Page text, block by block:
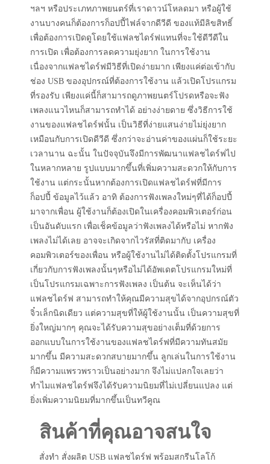
ฯลฯ หรือประเภทภาพยนตร์ที่เราดาวน์โหลดมา หรือผู้ใช้
งานบางคนก็ต้องการก็อปปี้ไฟล์จากดีวีดี ของแท้มีลิขสิทธิ์
เพื่อต้องการเปิดดูโดยใช้แฟลชไดร์ฟแทนที่จะใช้ดีวีดีใน
การเปิด เพื่อต้องการลดความยุ่งยาก ในการใช้งาน
เนื่องจากแฟลชไดร์ฟมีวิธีที่เปิดง่ายมาก เพียงแค่ต่อเข้ากับ
ช่อง USB ของอุปกรณ์ที่ต้องการใช้งาน แล้วเปิดโปรแกรม
ที่รองรับ เพียงแค่นี้ก็สามารถดูภาพยนตร์โปรดหรือจะฟัง
เพลงแนวไหนก็สามารถทำได้ อย่างง่ายดาย ซึ่งวิธีการใช้
งานของแฟลชไดร์ฟนั้น เป็นวิธีที่ง่ายแสนง่ายไม่ยุ่งยาก
เหมือนกับการเปิดดีวีดี ซึ่งกว่าจะอ่านค่าของแผ่นก็ใช้ระยะ
เวลานาน ฉะนั้น ในปัจจุบันจึงมีการพัฒนาแฟลชไดร์ฟไป
ในหลากหลาย รูปแบบมากขึ้นที่เพิ่มความสะดวกให้กับการ
ใช้งาน แต่กระนั้นหากต้องการเปิดแฟลชไดร์ฟที่มีการ
ก็อปปี้ ข้อมูลไว้แล้ว อาทิ ต้องการฟังเพลงใหม่ๆที่ได้ก็อปปี้
มาจากเพื่อน ผู้ใช้งานก็ต้องเปิดในเครื่องคอมพิวเตอร์ก่อน
เป็นอันดับแรก เพื่อเช็คข้อมูลว่าฟังเพลงได้หรือไม่ หากฟัง
เพลงไม่ได้เลย อาจจะเกิดจากไวรัสที่ติดมากับ เครื่อง
คอมพิวเตอร์ของเพื่อน หรือผู้ใช้งานไม่ได้ติดตั้งโปรแกรมที่
เกี่ยวกับการฟังเพลงนั้นๆหรือไม่ได้อัพเดตโปรแกรมใหม่ที่
เป็นโปรแกรมเฉพาะการฟังเพลง เป็นต้น จะเห็นได้ว่า
แฟลชไดร์ฟ สามารถทำให้คุณมีความสุขได้จากอุปกรณ์ตัว
จิ๋วเล็กนิดเดียว แต่ความสุขที่ให้ผู้ใช้งานนั้น เป็นความสุขที่
ยิ่งใหญ่มากๆ คุณจะได้รับความสุขอย่างเต็มที่ด้วยการ
ออกแบบในการใช้งานของแฟลชไดร์ฟที่มีความทันสมัย
มากขึ้น มีความสะดวกสบายมากขึ้น ลูกเล่นในการใช้งาน
ก็มีความแพรวพราวเป็นอย่างมาก จึงไม่แปลกใจเลยว่า
ทำไมแฟลชไดร์ฟจึงได้รับความนิยมที่ไม่เปลี่ยนแปลง แต่
ยิ่งเพิ่มความนิยมที่มากขึ้นเป็นทวีคูณ
สินค้าที่คุณอาจสนใจ
สั่งทำ สั่งผลิต USB แฟลชไดร์ฟ พร้อมสกรีนโลโก้